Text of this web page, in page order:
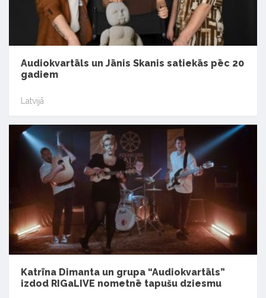
Audiokvartāls un Jānis Skanis satiekās pēc 20
gadiem
Latvijā
Katrīna Dimanta un grupa “Audiokvartāls”
izdod RIGaLIVE nometnē tapušu dziesmu